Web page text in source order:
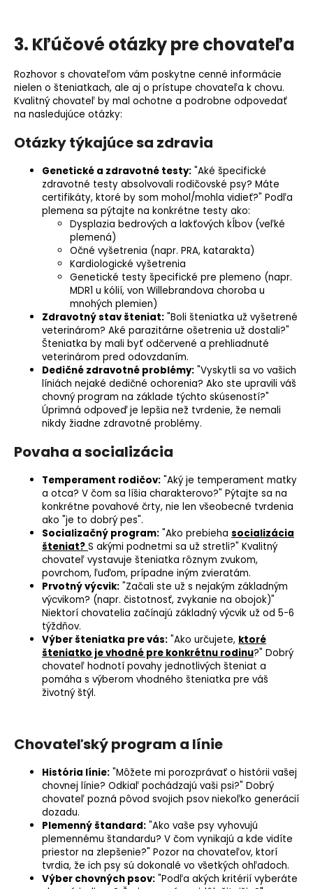
3. Kľúčové otázky pre chovateľa
Rozhovor s chovateľom vám poskytne cenné informácie
nielen o šteniatkach, ale aj o prístupe chovateľa k chovu.
Kvalitný chovateľ by mal ochotne a podrobne odpovedať
na nasledujúce otázky:
Otázky týkajúce sa zdravia
Genetické a zdravotné testy: "Aké špecifické
zdravotné testy absolvovali rodičovské psy? Máte
certifikáty, ktoré by som mohol/mohla vidieť?" Podľa
plemena sa pýtajte na konkrétne testy ako:
Dysplazia bedrových a lakťových kĺbov (veľké
plemená)
Očné vyšetrenia (napr. PRA, katarakta)
Kardiologické vyšetrenia
Genetické testy špecifické pre plemeno (napr.
MDR1 u kólií, von Willebrandova choroba u
mnohých plemien)
Zdravotný stav šteniat: "Boli šteniatka už vyšetrené
veterinárom? Aké parazitárne ošetrenia už dostali?"
Šteniatka by mali byť odčervené a prehliadnuté
veterinárom pred odovzdaním.
Dedičné zdravotné problémy: "Vyskytli sa vo vašich
líniách nejaké dedičné ochorenia? Ako ste upravili váš
chovný program na základe týchto skúseností?"
Úprimná odpoveď je lepšia než tvrdenie, že nemali
nikdy žiadne zdravotné problémy.
Povaha a socializácia
Temperament rodičov: "Aký je temperament matky
a otca? V čom sa líšia charakterovo?" Pýtajte sa na
konkrétne povahové črty, nie len všeobecné tvrdenia
ako "je to dobrý pes".
Socializačný program: "Ako prebieha socializácia
šteniat? S akými podnetmi sa už stretli?" Kvalitný
chovateľ vystavuje šteniatka rôznym zvukom,
povrchom, ľuďom, prípadne iným zvieratám.
Prvotný výcvik: "Začali ste už s nejakým základným
výcvikom? (napr. čistotnosť, zvykanie na obojok)"
Niektorí chovatelia začínajú základný výcvik už od 5-6
týždňov.
Výber šteniatka pre vás: "Ako určujete, ktoré
šteniatko je vhodné pre konkrétnu rodinu?" Dobrý
chovateľ hodnotí povahy jednotlivých šteniat a
pomáha s výberom vhodného šteniatka pre váš
životný štýl.
Chovateľský program a línie
História línie: "Môžete mi porozprávať o histórii vašej
chovnej línie? Odkiaľ pochádzajú vaši psi?" Dobrý
chovateľ pozná pôvod svojich psov niekoľko generácií
dozadu.
Plemenný štandard: "Ako vaše psy vyhovujú
plemennému štandardu? V čom vynikajú a kde vidíte
priestor na zlepšenie?" Pozor na chovateľov, ktorí
tvrdia, že ich psy sú dokonalé vo všetkých ohľadoch.
Výber chovných psov: "Podľa akých kritérií vyberáte